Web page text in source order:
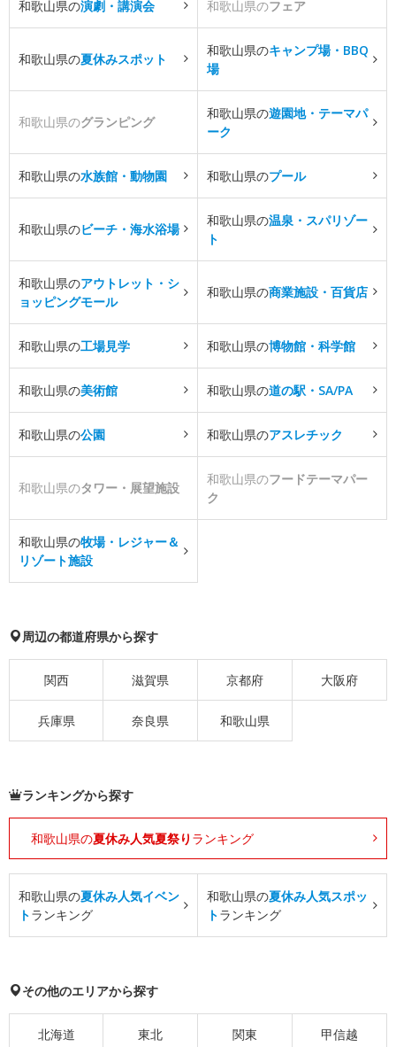
和歌山県の演劇・講演会 和歌山県のフェア
和歌山県の夏休みスポット
和歌山県のキャンプ場・BBQ
場
和歌山県のグランピング
和歌山県の遊園地・テーマパ
ーク
和歌山県の水族館・動物園 和歌山県のプール
和歌山県のビーチ・海水浴場
和歌山県の温泉・スパリゾー
ト
和歌山県のアウトレット・シ
ョッピングモール
和歌山県の商業施設・百貨店
和歌山県の工場見学 和歌山県の博物館・科学館
和歌山県の美術館 和歌山県の道の駅・SA/PA
和歌山県の公園 和歌山県のアスレチック
和歌山県のタワー・展望施設
和歌山県のフードテーマパー
ク
和歌山県の牧場・レジャー＆
リゾート施設
周辺の都道府県から探す
関西 滋賀県 京都府 大阪府
兵庫県 奈良県 和歌山県
ランキングから探す
和歌山県の夏休み人気夏祭り ランキング
和歌山県の夏休み人気イベン
トランキング
和歌山県の夏休み人気スポッ
トランキング
その他のエリアから探す
北海道 東北 関東 甲信越